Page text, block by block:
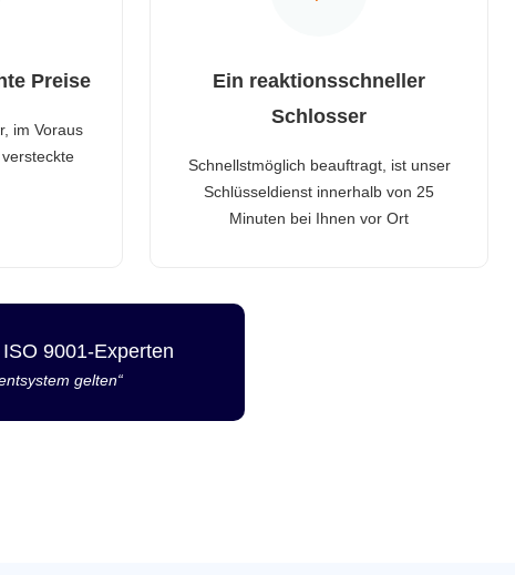
Preise
im Voraus
Ein reaktionsschneller
Schlosser
Schnellstmöglich beauftragt, ist unser
Schlüsseldienst innerhalb von 25
Minuten bei Ihnen vor Ort
9001-Experten
gelten“